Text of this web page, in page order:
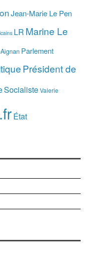
Jean-Marie Le Pen
LR Marine Le
Parlement
Président de
SocialisteValerie
État